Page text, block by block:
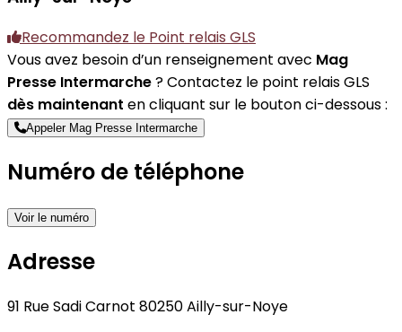
Recommandez le Point relais GLS
Vous avez besoin d’un renseignement avec Mag
Presse Intermarche? Contactez le point relais GLS
dès maintenant en cliquant sur le bouton ci-dessous :
Appeler Mag Presse Intermarche
Numéro de téléphone
Voir le numéro
Adresse
91 Rue Sadi Carnot 80250 Ailly-sur-Noye